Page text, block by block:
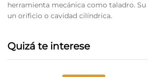
herramienta mecánica como taladro.
un orificio o cavidad cilíndrica.
Quizá te interese